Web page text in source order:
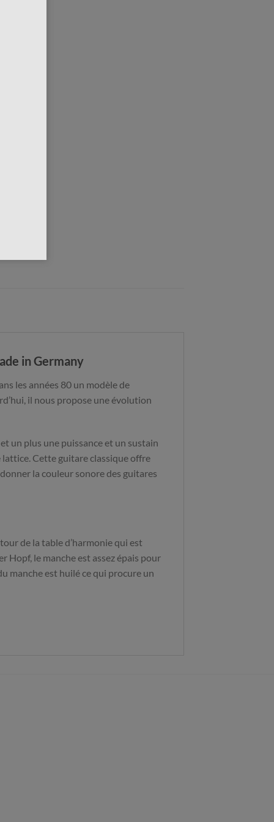
in Germany
les années 80 un modèle de
il nous propose une évolution
un plus une puissance et un sustain
lattice. Cette guitare classique offre
la couleur sonore des guitares
de la table d’harmonie qui est
Hopf, le manche est assez épais pour
manche est huilé ce qui procure un